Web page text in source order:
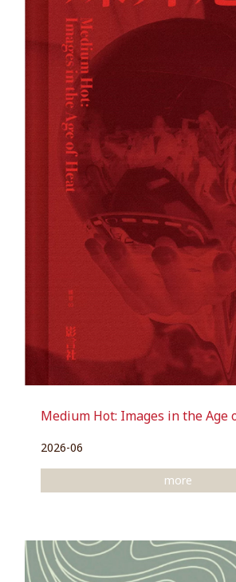
Medium Hot: Images in the Age
2026-06
more